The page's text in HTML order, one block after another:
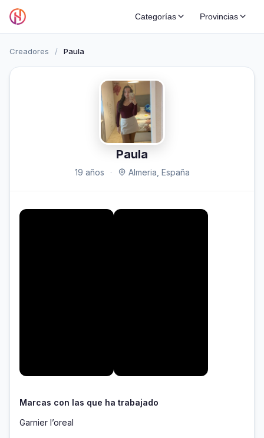
Categorías Provincias
Creadores / Paula
Paula
19 años · Almeria, España
Marcas con las que ha trabajado
Garnier l’oreal